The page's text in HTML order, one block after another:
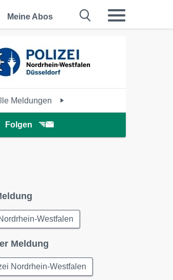
Meine Abos
Meldungen
Folgen
Westfalen
Meldung
Nordrhein-Westfalen